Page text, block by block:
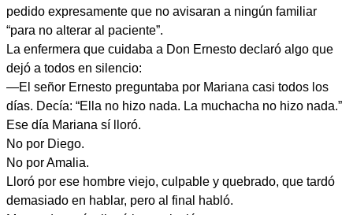
pedido expresamente que no avisaran a ningún familiar
“para no alterar al paciente”.
La enfermera que cuidaba a Don Ernesto declaró algo que
dejó a todos en silencio:
—El señor Ernesto preguntaba por Mariana casi todos los
días. Decía: “Ella no hizo nada. La muchacha no hizo nada.”
Ese día Mariana sí lloró.
No por Diego.
No por Amalia.
Lloró por ese hombre viejo, culpable y quebrado, que tardó
demasiado en hablar, pero al final habló.